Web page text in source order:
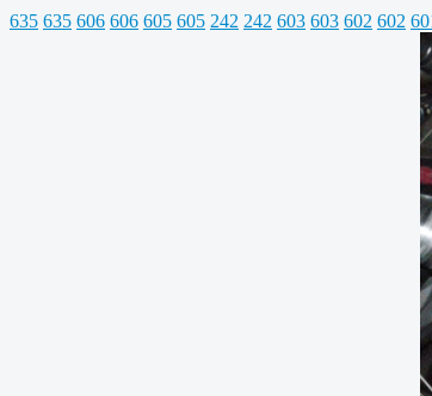
635 635 606 606 605 605 242 242 603 603 602 602